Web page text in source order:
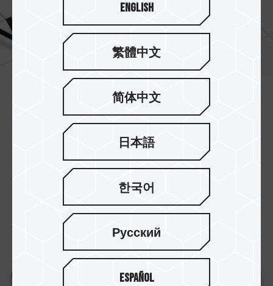
支持 A2 / U3 / V30 标准
支持应用效能等级 A2
度，行动使用超方便；
符合 SD 协会发布之 UHS 速度等级3（U3）
速度等级 V30
一网打尽无论 1080p 、 4K 甚至更高分辨率画面拍
English
繁體中文
简体中文
日本語
한국어
Русский
Español